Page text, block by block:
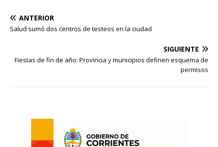
ANTERIOR
Salud sumó dos centros de testeos en la ciudad
SIGUIENTE
Fiestas de fin de año: Provincia y municipios definen esquema de
permisos